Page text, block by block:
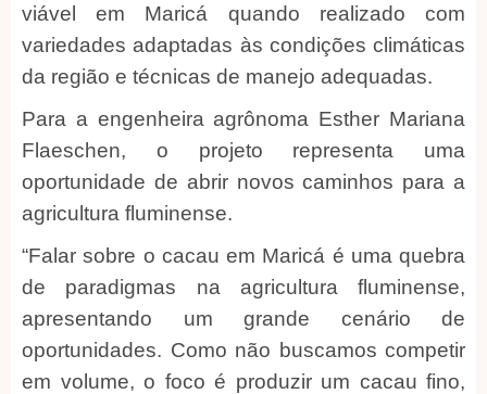
viável em Maricá quando realizado com
variedades adaptadas às condições climáticas
da região e técnicas de manejo adequadas.
Para a engenheira agrônoma Esther Mariana
Flaeschen, o projeto representa uma
oportunidade de abrir novos caminhos para a
agricultura fluminense.
“Falar sobre o cacau em Maricá é uma quebra
de paradigmas na agricultura fluminense,
apresentando um grande cenário de
oportunidades. Como não buscamos competir
em volume, o foco é produzir um cacau fino,